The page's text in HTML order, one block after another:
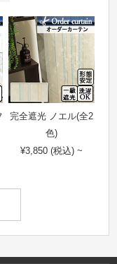
完全遮光 ノエル(全2
色)
¥3,850 (税込) ~